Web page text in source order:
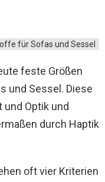
feste Größen
und Sessel. Diese
Optik und
durch Haptik
oft vier Kriterien